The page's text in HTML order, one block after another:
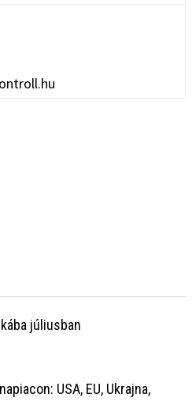
júliusban
USA, EU, Ukrajna,